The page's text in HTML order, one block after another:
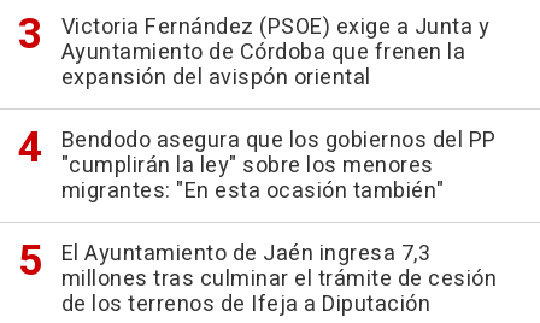
Victoria Fernández (PSOE) exige a Junta y
Ayuntamiento de Córdoba que frenen la
expansión del avispón oriental
Bendodo asegura que los gobiernos del PP
"cumplirán la ley" sobre los menores
migrantes: "En esta ocasión también"
El Ayuntamiento de Jaén ingresa 7,3
millones tras culminar el trámite de cesión
de los terrenos de Ifeja a Diputación